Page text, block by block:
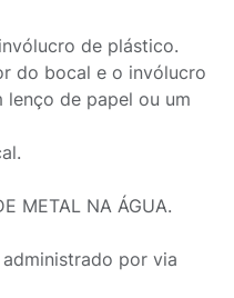
de plástico.
do bocal e o invólucro
de papel ou um
METAL NA ÁGUA.
por via